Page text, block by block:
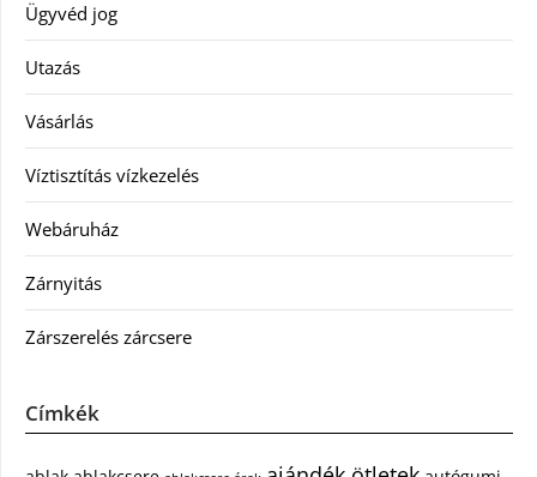
Ügyvéd jog
Utazás
Vásárlás
Víztisztítás vízkezelés
Webáruház
Zárnyitás
Zárszerelés zárcsere
Címkék